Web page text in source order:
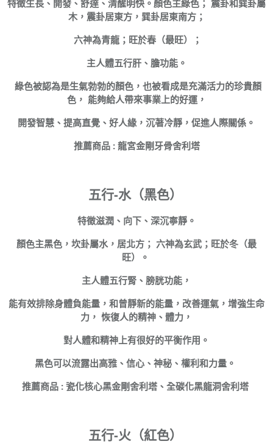
特徵生長、開發、舒達、清醒明快。顏色主綠色； 震卦和巽卦屬
木，震卦居東方，巽卦居東南方；
六神為青龍；旺於春（最旺）；
主人體五行肝、膽功能。
綠色被認為是生氣勃勃的顏色，也被看成是充滿活力的珍貴顏
色， 能夠給人帶來事業上的好運，
開發智慧、提高直覺、好人緣，沉著冷靜，促進人際關係。
推薦商品 : 龍宮金剛牙骨舍利塔
五行-水（黑色）
特徵滋潤、向下、深沉寧靜。
顏色主黑色，坎卦屬水，居北方； 六神為玄武；旺於冬（最
旺）。
主人體五行腎、膀胱功能，
能有效排除身體負能量，和曾靜新的能量，改善運氣，增強生命
力， 恢復人的精神、體力，
對人體和精神上有很好的平衡作用。
黑色可以流露出高雅、信心、神秘、權利和力量。
推薦商品 : 瓷化核心黑金剛舍利塔、全碳化黑龍洞舍利塔
五行-火（紅色）